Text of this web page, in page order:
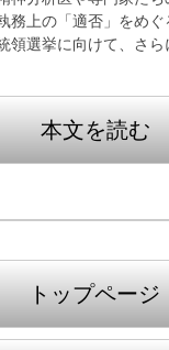
務上の「適否」をめぐ
領選挙に向けて、さ
本文を読む
トップページ